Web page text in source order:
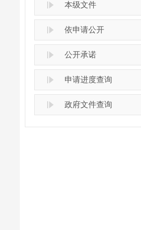
本级文件
依申请公开
公开承诺
申请进度查询
政府文件查询